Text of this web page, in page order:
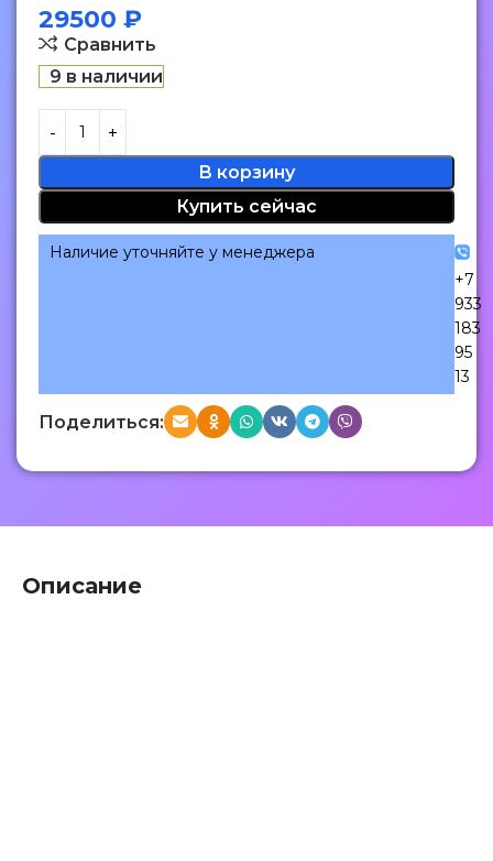
29500 ₽
Сравнить
9 в наличии
В корзину
Купить сейчас
Наличие уточняйте у менеджера
+7
933
183
95
13
Поделиться:
Описание